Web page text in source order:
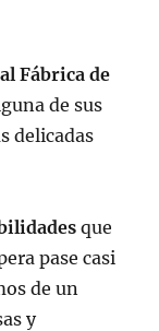
Fábrica de
de sus
delicadas
que
pase casi
de un
y